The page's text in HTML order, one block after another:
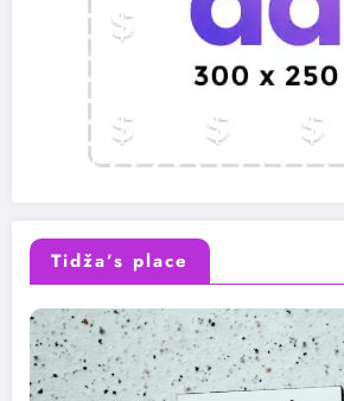
Tidža’s place